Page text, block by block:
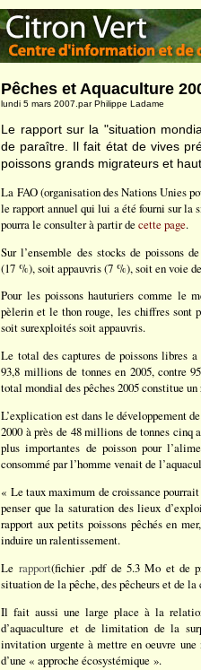
Pêches et Aquaculture
lundi 5 mars 2007.par Philippe Ladame
Le rapport sur la "situation
de paraître. Il fait état de vives
poissons grands migrateurs et
La FAO (organisation des Nations Unies
le rapport annuel qui lui a été fourni sur la
pourra le consulter à partir decette page.
Sur l’ensemble des stocks de poissons
(17 %), soit appauvris (7 %), soit en voie
Pour les poissons hauturiers comme le
pèlerin et le thon rouge, les chiffres sont
soit surexploités soit appauvris.
Le total des captures de poissons libres
93,8 millions de tonnes en 2005, contre
total mondial des pêches 2005 constitue un
L’explication est dans le développement
2000 à près de 48 millions de tonnes
plus importantes de poisson pour
consommé par l’homme venait de
« Le taux maximum de croissance
penser que la saturation des lieux
rapport aux petits poissons pêchés en
induire un ralentissement.
Le rapport(fichier .pdf de 5.3 Mo et de
situation de la pêche, des pêcheurs et de
Il fait aussi une large place à la relation
d’aquaculture et de limitation de la
invitation urgente à mettre en oeuvre
d’une « approche écosystémique ».